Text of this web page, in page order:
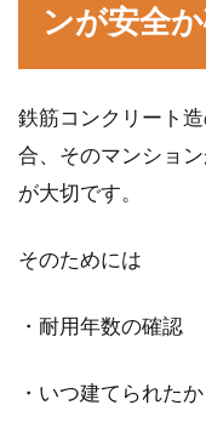
ンが安全
鉄筋コンクリート
合、そのマンショ
が大切です。
そのためには
・耐用年数の確認
・いつ建てられた